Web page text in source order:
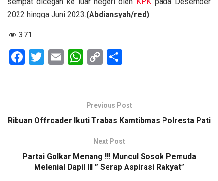
2022 hingga Juni 2023.(Abdiansyah/red)
371
F
o
k
T
E
W
s
A
p
C
Li
n
k
e
Previous Post
Ribuan Offroader Ikuti Trabas Kamtibmas Polresta Pati
Next Post
Partai Golkar Menang !!! Muncul Sosok Pemuda
Melenial Dapil III ” Serap Aspirasi Rakyat”